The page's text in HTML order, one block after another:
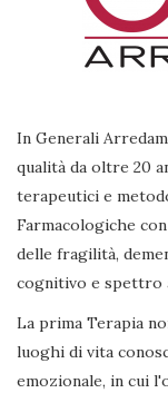
In Generali
qualità da oltre 20
terapeutici e
Farmacologiche
delle fragilità,
cognitivo e spettro
La prima Terapia
luoghi di vita
emozionale, in cui